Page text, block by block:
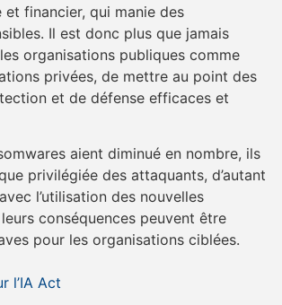
et financier, qui manie des
Il est donc plus que jamais
organisations publiques comme
privées, de mettre au point des
et de défense efficaces et
aient diminué en nombre, ils
privilégiée des attaquants, d’autant
l’utilisation des nouvelles
conséquences peuvent être
pour les organisations ciblées.
l’IA Act